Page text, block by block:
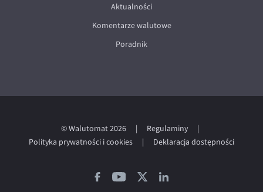
Aktualności
Komentarze walutowe
Poradnik
© Walutomat 2026 | Regulaminy
|
Polityka prywatności i cookies
| Deklaracja dostępności